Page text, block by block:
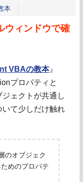
本
ウィンドウで確
VBAの教本』
プロパティと
ェクトが共通し
て少しだけ触れ
のオブジェク
めのプロパテ